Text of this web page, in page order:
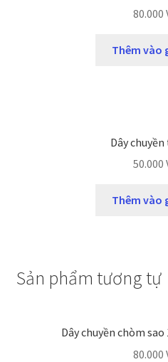
80.000
Thêm vào
Dây
50.000
Thêm vào
Sản phẩm tương tự
Dây chuyền chòm
80.000